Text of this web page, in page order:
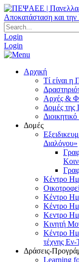
Login
Login
Αρχική
Τί είναι
Αρχές &
Δομές
Δομές
Διαλόγου»
Κέντρο
Κέντρο
Κέντρο
Κεντρο
Κινητή
Κέντρο
τέχνης
Δράσεις-
Learning